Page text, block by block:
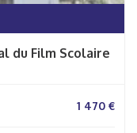
du Film Scolaire
1 470 €